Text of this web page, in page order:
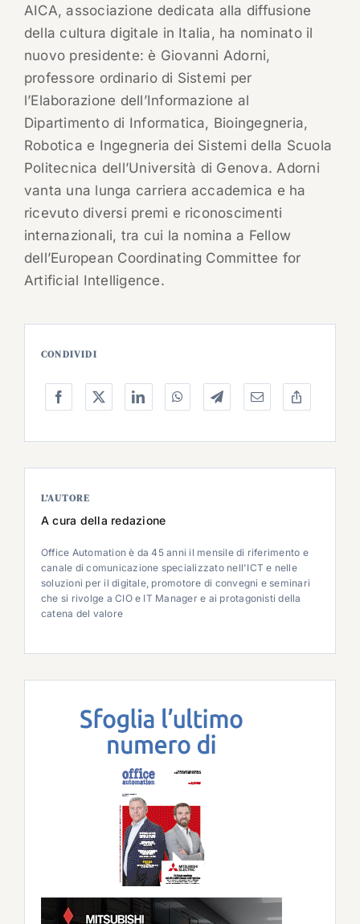
AICA, associazione dedicata alla diffusione
della cultura digitale in Italia, ha nominato il
nuovo presidente: è Giovanni Adorni,
professore ordinario di Sistemi per
l’Elaborazione dell’Informazione al
Dipartimento di Informatica, Bioingegneria,
Robotica e Ingegneria dei Sistemi della Scuola
Politecnica dell’Università di Genova. Adorni
vanta una lunga carriera accademica e ha
ricevuto diversi premi e riconoscimenti
internazionali, tra cui la nomina a Fellow
dell’European Coordinating Committee for
Artificial Intelligence.
CONDIVIDI
L’AUTORE
A cura della redazione
Office Automation è da 45 anni il mensile di riferimento e
canale di comunicazione specializzato nell'ICT e nelle
soluzioni per il digitale, promotore di convegni e seminari
che si rivolge a CIO e IT Manager e ai protagonisti della
catena del valore